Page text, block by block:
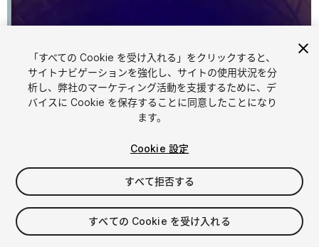
1 /23
$20
「すべての Cookie を受け入れる」をクリックすると、
サイトナビゲーションを強化し、サイトの使用状況を分
析し、弊社のマーケティング活動を支援するために、デ
バイスに Cookie を保存することに同意したことになり
ます。
Cookie 設定
すべて拒否する
すべての Cookie を受け入れる